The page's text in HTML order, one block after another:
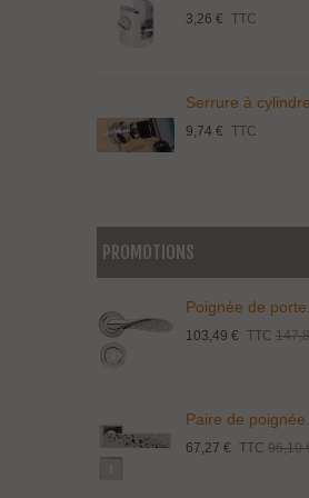
3,26 € TTC
Serrure à
9,74 € TTC
PROMOTIONS
Poignée de
103,49 € TTC
Paire de poignée...
67,27 € TTC 96,10